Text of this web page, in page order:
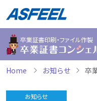
卒業証書印刷・ファイル作製
Home お知らせ 卒
お知らせ